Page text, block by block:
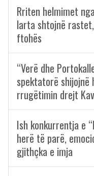
Rriten helmimet
larta shtojnë
ftohës
“Verë dhe
spektatorë shijojnë
rrugëtimin drejt
Ish konkurrentja e
herë të parë,
gjithçka e imja